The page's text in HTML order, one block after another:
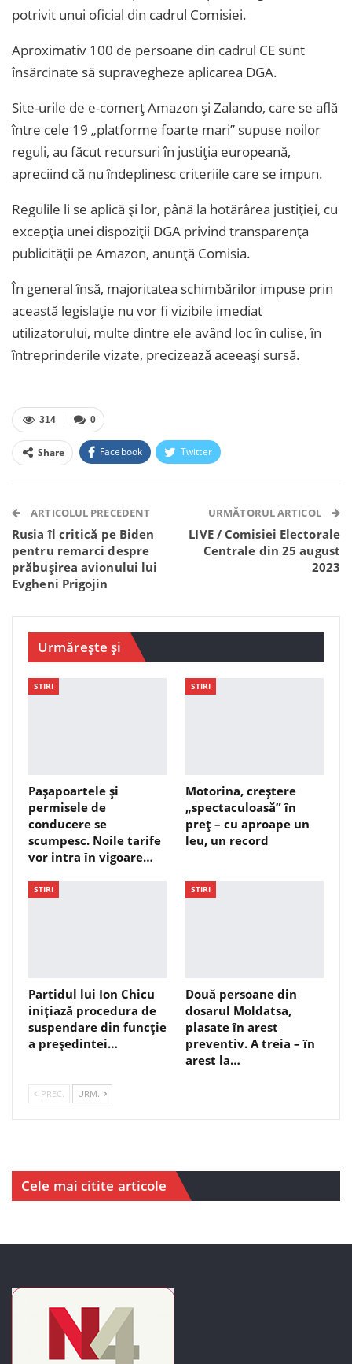
potrivit unui oficial din cadrul Comisiei.
Aproximativ 100 de persoane din cadrul CE sunt
însărcinate să supravegheze aplicarea DGA.
Site-urile de e-comerț Amazon și Zalando, care se află
între cele 19 „platforme foarte mari” supuse noilor
reguli, au făcut recursuri în justiția europeană,
apreciind că nu îndeplinesc criteriile care se impun.
Regulile li se aplică și lor, până la hotărârea justiției, cu
excepția unei dispoziții DGA privind transparența
publicității pe Amazon, anunță Comisia.
În general însă, majoritatea schimbărilor impuse prin
această legislație nu vor fi vizibile imediat
utilizatorului, multe dintre ele având loc în culise, în
întreprinderile vizate, precizează aceeași sursă.
0
314
Share Facebook Twitter
Telegram WhatsApp Viber
ARTICOLUL PRECEDENT
Rusia îl critică pe Biden
pentru remarci despre
prăbuşirea avionului lui
Evgheni Prigojin
URMĂTORUL ARTICOL
LIVE / Comisiei Electorale
Centrale din 25 august
2023
Urmărește și
STIRI
Pașapoartele și
permisele de
conducere se
scumpesc. Noile tarife
vor intra în vigoare…
STIRI
Motorina, creștere
„spectaculoasă” în
preț – cu aproape un
leu, un record
STIRI
Partidul lui Ion Chicu
inițiază procedura de
suspendare din funcție
a președintei…
STIRI
Două persoane din
dosarul Moldatsa,
plasate în arest
preventiv. A treia – în
arest la…
PREC. URM.
Cele mai citite articole